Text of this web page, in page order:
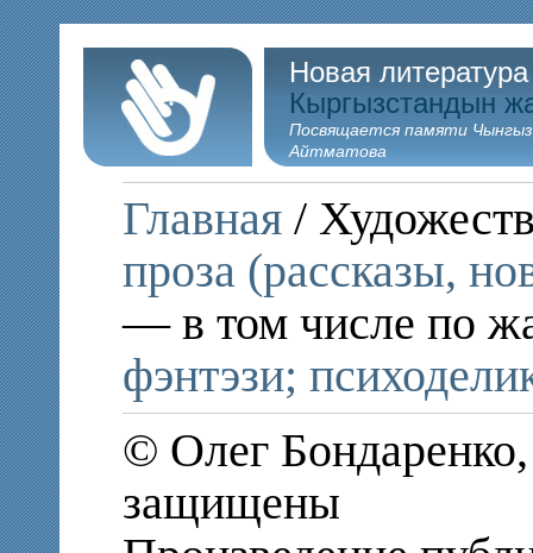
Новая
Кыргызстандын
Посвящается памяти
Айтматова
Главная /
проза (рассказы,
— в том числе по
фэнтэзи;
© Олег
защищены